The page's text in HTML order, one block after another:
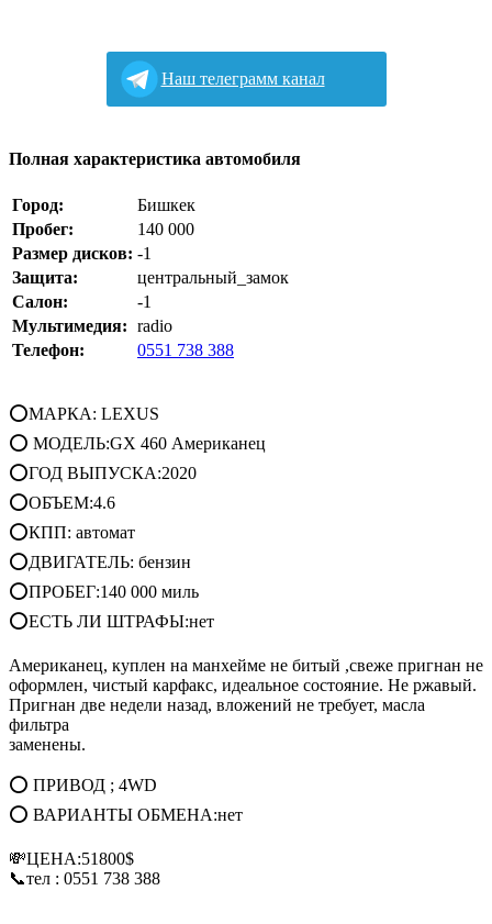
Наш телеграмм канал
Полная характеристика автомобиля
Город:
Бишкек
Пробег:
140 000
Размер дисков: -1
Защита:
центральный_замок
Салон:
-1
Мультимедия: radio
Телефон:
0551 738 388
⭕МАРКА: LEXUS
⭕ МОДЕЛЬ:GX 460 Американец
⭕ГОД ВЫПУСКА:2020
⭕ОБЪЕМ:4.6
⭕КПП: автомат
⭕ДВИГАТЕЛЬ: бензин
⭕ПРОБЕГ:140 000 миль
⭕ЕСТЬ ЛИ ШТРАФЫ:нет
Американец, куплен на манхейме не битый ,свеже пригнан не
оформлен, чистый карфакс, идеальное состояние. Не ржавый.
Пригнан две недели назад, вложений не требует, масла
фильтра
заменены.
⭕ ПРИВОД ; 4WD
⭕ ВАРИАНТЫ ОБМЕНА:нет
💸ЦЕНА:51800$
📞тел : 0551 738 388